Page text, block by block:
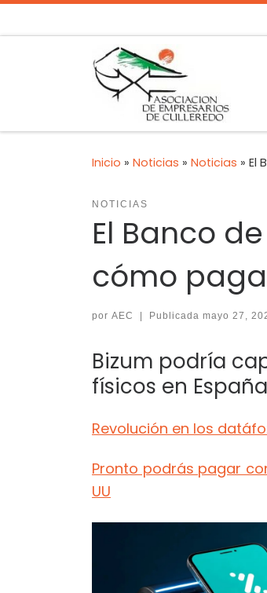
Inicio » Noticias » Noticias » El
NOTICIAS
El Banco
cómo
por AEC | Publicada mayo 27,
Bizum podría
físicos en
Revolución en los
Pronto podrás pagar
UU